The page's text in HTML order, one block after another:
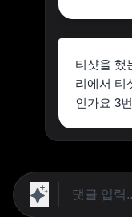
티샷을 했
리에서 티
인가요 3
두번째 샷